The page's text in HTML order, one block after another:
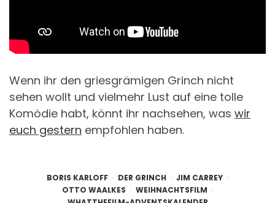
Wenn ihr den griesgrämigen Grinch nicht
sehen wollt und vielmehr Lust auf eine tolle
Komödie habt, könnt ihr nachsehen, was wir
euch gestern empfohlen haben.
BORIS KARLOFF DER GRINCH
JIM CARREY
OTTO WAALKES
WEIHNACHTSFILM